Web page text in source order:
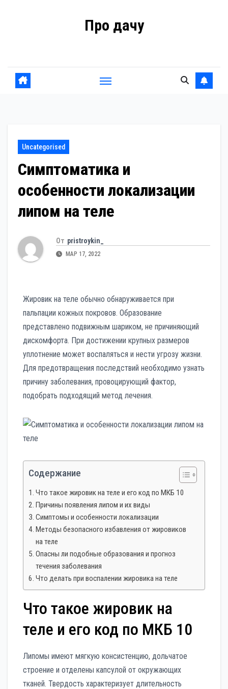
Про дачу
Uncategorised
Симптоматика и
особенности локализации
липом на теле
От pristroykin_
МАР 17, 2022
Жировик на теле обычно обнаруживается при
пальпации кожных покровов. Образование
представлено подвижным шариком, не причиняющий
дискомфорта. При достижении крупных размеров
уплотнение может воспаляться и нести угрозу жизни.
Для предотвращения последствий необходимо узнать
причину заболевания, провоцирующий фактор,
подобрать подходящий метод лечения.
Содержание
Что такое жировик на теле и его код по МКБ 10
Причины появления липом и их виды
Симптомы и особенности локализации
Методы безопасного избавления от жировиков
на теле
Опасны ли подобные образования и прогноз
течения заболевания
Что делать при воспалении жировика на теле
Что такое жировик на
теле и его код по МКБ 10
Липомы имеют мягкую консистенцию, дольчатое
строение и отделены капсулой от окружающих
тканей. Твердость характеризует длительность